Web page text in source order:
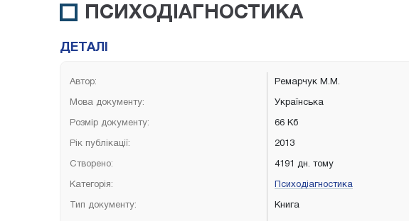
ПСИХОДІАГНОСТИКА
ДЕТАЛІ
Автор: Ремарчук М.М.
Мова документу: Українська
Розмір документу: 66 Кб
Рік публікації: 2013
Створено: 4191 дн. тому
Категорія: Психодіагностика
Тип документу: Книга